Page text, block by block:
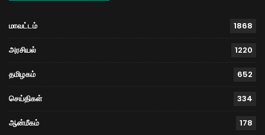
மாவட்டம் 1868
அரசியல் 1220
தமிழகம் 652
செய்திகள் 334
ஆன்மீகம் 178